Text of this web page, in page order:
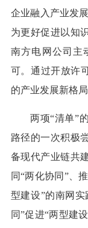
企业融入产业发
为更好促进以知
南方电网公司主
可。通过开放许
的产业发展新格局
两项“清单”
路径的一次积极
备现代产业链共
同“两化协同”、
型建设”的南网
同”促进“两型建